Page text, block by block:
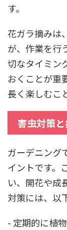
す。
花ガラ摘みは
が、作業を行
切なタイミン
おくことが重
長く楽しむこ
害虫対策
ガーデニング
イントです。
い、開花や成
対策には、以
- 定期的に植